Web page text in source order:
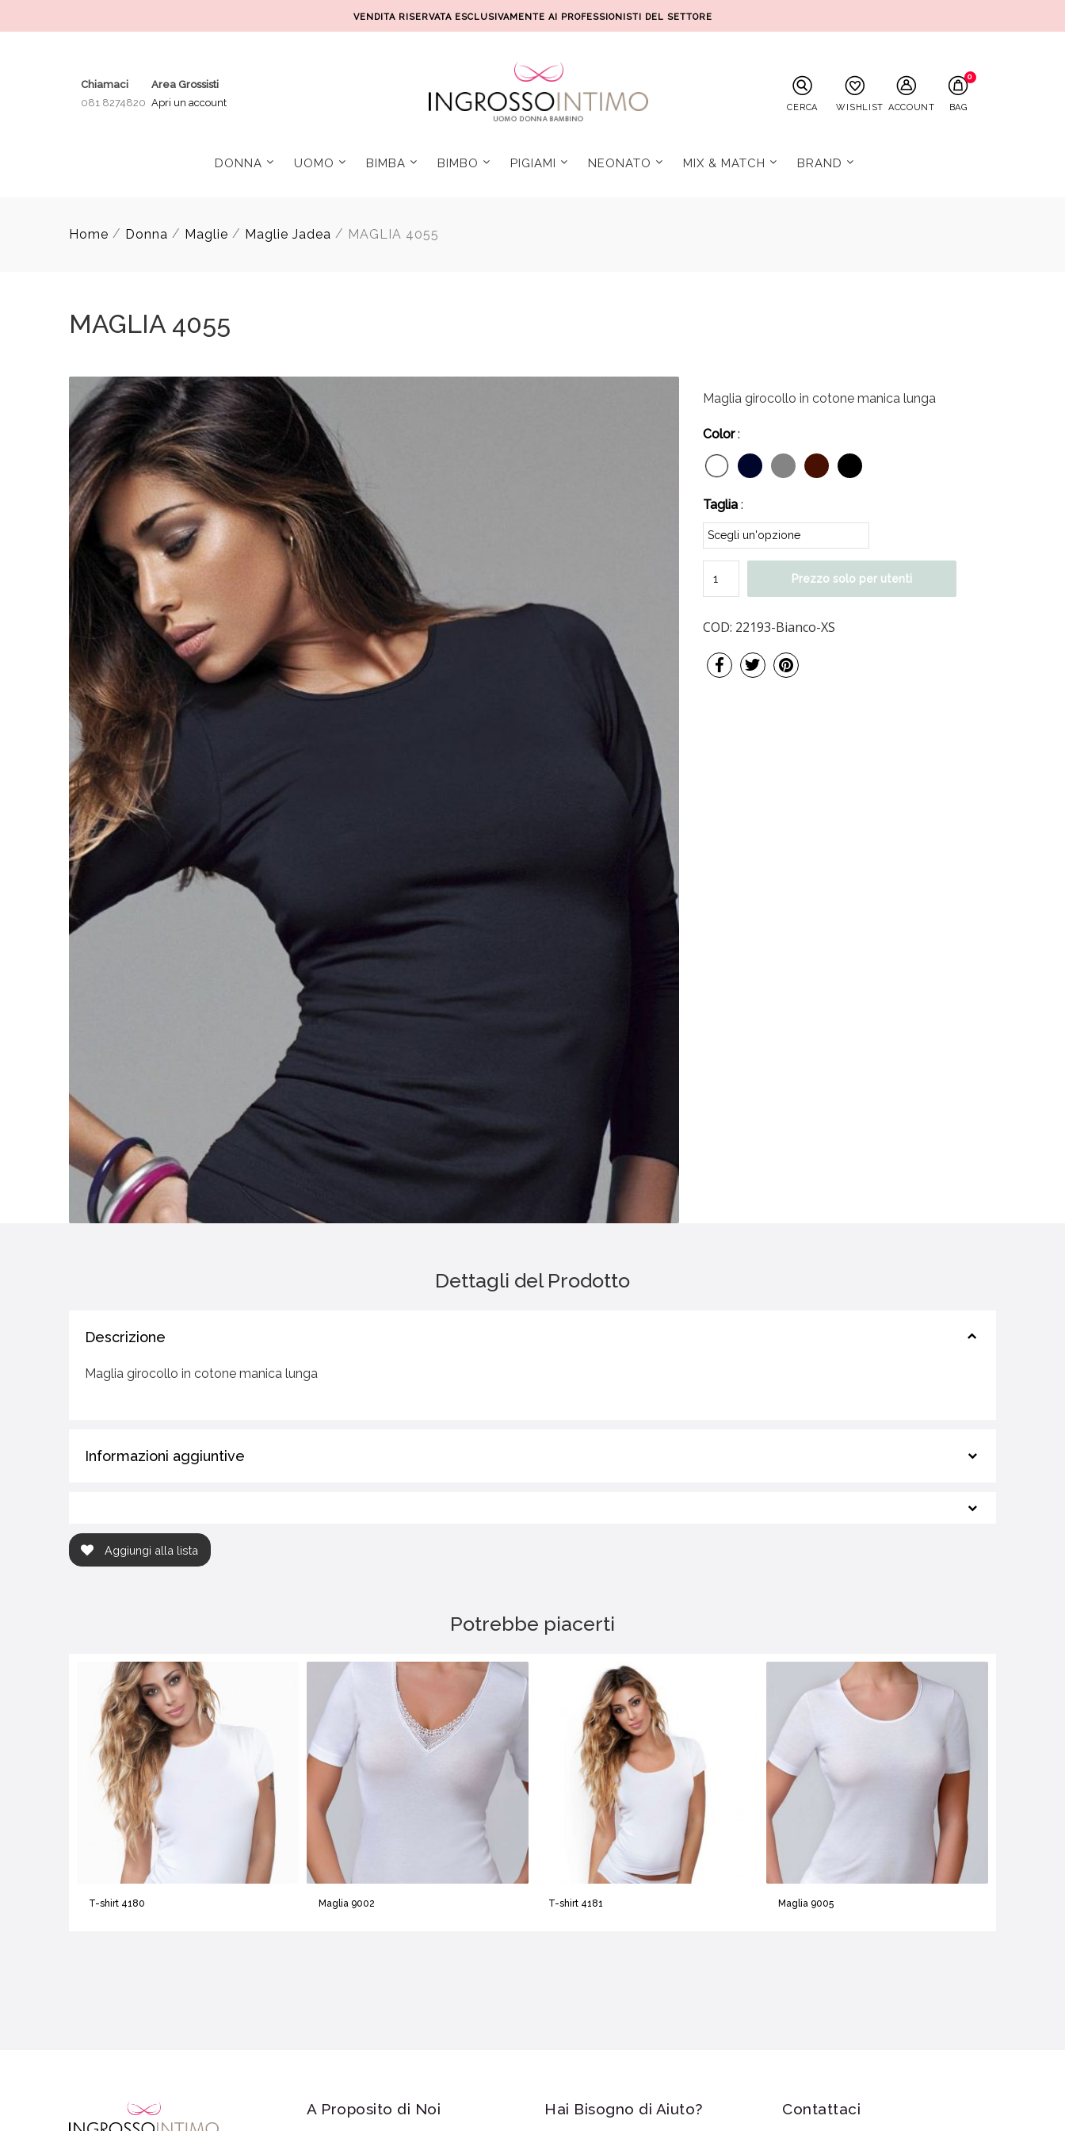
VENDITA RISERVATA ESCLUSIVAMENTE AI PROFESSIONISTI DEL SETTORE
Chiamaci
081 8274820
Area Grossisti
Apri un account
CERCA WISHLIST ACCOUNT BAG
0
DONNA UOMO BIMBA BIMBO PIGIAMI NEONATO MIX & MATCH BRAND
Home / Donna / Maglie / Maglie Jadea / MAGLIA 4055
MAGLIA 4055
Maglia girocollo in cotone manica lunga
Color:
Taglia :
Prezzo solo per utenti
COD: 22193-Bianco-XS
Dettagli del Prodotto
Descrizione
Maglia girocollo in cotone manica lunga
Informazioni aggiuntive
Aggiungi alla lista
Potrebbe piacerti
T-shirt 4180 Maglia 9002 T-shirt 4181 Maglia 9005
A Proposito di Noi Hai Bisogno di Aiuto? Contattaci